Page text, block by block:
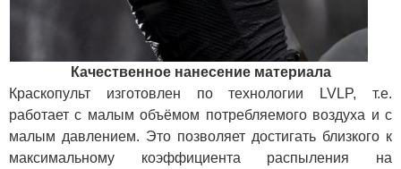
Качественное нанесение материала
Краскопульт изготовлен по технологии LVLP, т.е.
работает с малым объёмом потребляемого воздуха и с
малым давлением. Это позволяет достигать близкого к
максимальному коэффициента распыления на